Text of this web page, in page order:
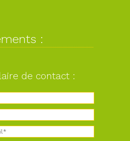
:
de contact :